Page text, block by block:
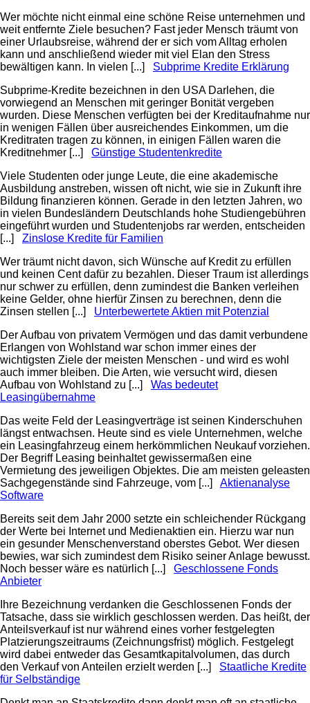
Wer möchte nicht einmal eine schöne Reise unternehmen und
weit entfernte Ziele besuchen? Fast jeder Mensch träumt von
einer Urlaubsreise, während der er sich vom Alltag erholen
kann und anschließend wieder mit viel Elan den Stress
bewältigen kann. In vielen [...] Subprime Kredite Erklärung
Subprime-Kredite bezeichnen in den USA Darlehen, die
vorwiegend an Menschen mit geringer Bonität vergeben
wurden. Diese Menschen verfügten bei der Kreditaufnahme nur
in wenigen Fällen über ausreichendes Einkommen, um die
Kreditraten tragen zu können, in einigen Fällen waren die
Kreditnehmer [...] Günstige Studentenkredite
Viele Studenten oder junge Leute, die eine akademische
Ausbildung anstreben, wissen oft nicht, wie sie in Zukunft ihre
Bildung finanzieren können. Gerade in den letzten Jahren, wo
in vielen Bundesländern Deutschlands hohe Studiengebühren
eingeführt wurden und Studentenjobs rar werden, entscheiden
[...] Zinslose Kredite für Familien
Wer träumt nicht davon, sich Wünsche auf Kredit zu erfüllen
und keinen Cent dafür zu bezahlen. Dieser Traum ist allerdings
nur schwer zu erfüllen, denn zumindest die Banken verleihen
keine Gelder, ohne hierfür Zinsen zu berechnen, denn die
Zinsen stellen [...] Unterbewertete Aktien mit Potenzial
Der Aufbau von privatem Vermögen und das damit verbundene
Erlangen von Wohlstand war schon immer eines der
wichtigsten Ziele der meisten Menschen - und wird es wohl
auch immer bleiben. Die Arten, wie versucht wird, diesen
Aufbau von Wohlstand zu [...] Was bedeutet
Leasingübernahme
Das weite Feld der Leasingverträge ist seinen Kinderschuhen
längst entwachsen. Heute sind es viele Unternehmen, welche
ein Leasingfahrzeug einem herkömmlichen Neukauf vorziehen.
Der Begriff Leasing beinhaltet gewissermaßen eine
Vermietung des jeweiligen Objektes. Die am meisten geleasten
Sachgegenstände sind Fahrzeuge, vom [...] Aktienanalyse
Software
Bereits seit dem Jahr 2000 setzte ein schleichender Rückgang
der Werte bei Internet und Medienaktien ein. Hierzu war nun
ein gesunder Menschenverstand oberstes Gebot. Wer diesen
bewies, war sich zumindest dem Risiko seiner Anlage bewusst.
Noch besser wäre es natürlich [...] Geschlossene Fonds
Anbieter
Ihre Bezeichnung verdanken die Geschlossenen Fonds der
Tatsache, dass sie wirklich geschlossen werden. Das heißt, der
Anteilsverkauf ist nur während eines vorher festgelegten
Platzierungszeitraums (Zeichnungsfrist) möglich. Festgelegt
wird dabei entweder das Gesamtkapitalvolumen, das durch
den Verkauf von Anteilen erzielt werden [...] Staatliche Kredite
für Selbständige